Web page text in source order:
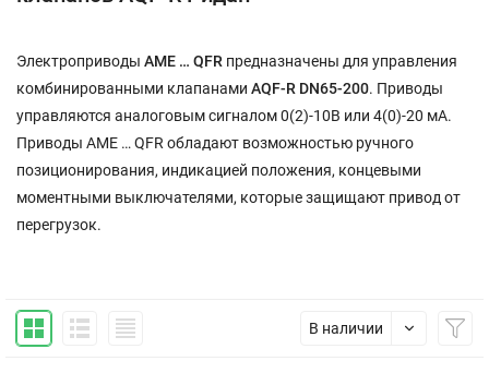
Электроприводы AME … QFR предназначены для управления
комбинированными клапанами AQF-R DN65-200. Приводы
управляются аналоговым сигналом 0(2)-10В или 4(0)-20 мА.
Приводы AME … QFR обладают возможностью ручного
позиционирования, индикацией положения, концевыми
моментными выключателями, которые защищают привод от
перегрузок.
В наличии